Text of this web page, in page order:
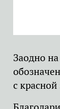
Заодно
с красной